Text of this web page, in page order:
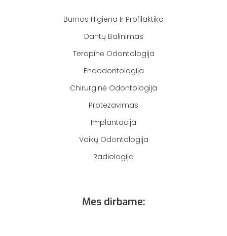
Burnos Higiena Ir Profilaktika
Dantų Balinimas
Terapinė Odontologija
Endodontologija
Chirurginė Odontologija
Protezavimas
Implantacija
Vaikų Odontologija
Radiologija
Mes dirbame: